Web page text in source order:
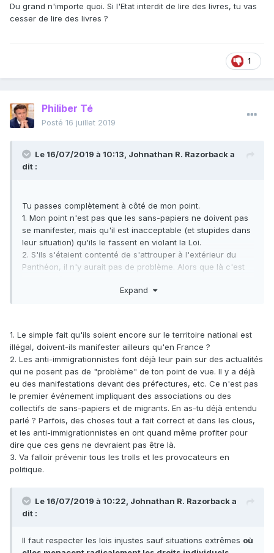
aux lois que nous trouvons justes et eux injustes.
Du grand n'importe quoi. Si l'Etat interdit de lire des livres, tu vas
cesser de lire des livres ?
1
Philiber Té
Posté 16 juillet 2019
Le 16/07/2019 à 10:13, Johnathan R. Razorbacka
dit :
Tu passes complètement à côté de mon point.
1. Mon point n'est pas que les sans-papiers ne doivent pas
se manifester, mais qu'il est inacceptable (et stupides dans
leur situation) qu'ils le fassent en violant la Loi.
2. S'ils s'étaient contenté de s'attrouper à l'extérieur du
Panthéon, il n'y aurait pas de problème. Alors que là c'est
une image de "racailles" pour faire avancer leur agenda.
totalement cynique vis-à-vis des clandestins en les mettant
dans la mouisse juste pour causer de l'agitation et attenter
aux symboles honnies de la République.
Expand
1. Le simple fait qu'ils soient encore sur le territoire national est
illégal, doivent-ils manifester ailleurs qu'en France ?
2. Les anti-immigrationnistes font déjà leur pain sur des actualités
qui ne posent pas de "problème" de ton point de vue. Il y a déjà
eu des manifestations devant des préfectures, etc. Ce n'est pas
le premier événement impliquant des associations ou des
collectifs de sans-papiers et de migrants. En as-tu déjà entendu
parlé ? Parfois, des choses tout a fait correct et dans les clous,
et les anti-immigrationnistes en ont quand même profiter pour
dire que ces gens ne devraient pas être là.
3. Va falloir prévenir tous les trolls et les provocateurs en
politique.
Le 16/07/2019 à 10:22, Johnathan R. Razorbacka
dit :
Il faut respecter les lois injustes sauf situations extrêmes où